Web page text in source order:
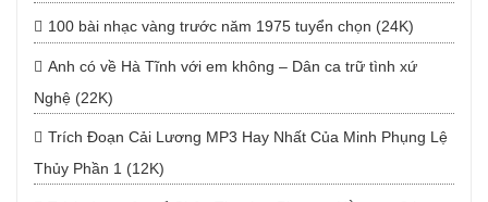
100 bài nhạc vàng trước năm 1975 tuyển chọn (24K)
Anh có về Hà Tĩnh với em không – Dân ca trữ tình xứ
Nghệ (22K)
Trích Đoạn Cải Lương MP3 Hay Nhất Của Minh Phụng Lệ
Thủy Phần 1 (12K)